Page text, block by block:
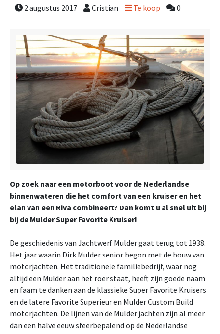
2 augustus 2017 Cristian Te koop 0
Op zoek naar een motorboot voor de Nederlandse
binnenwateren die het comfort van een kruiser en het
elan van een Riva combineert? Dan komt u al snel uit bij
bij de Mulder Super Favorite Kruiser!
De geschiedenis van Jachtwerf Mulder gaat terug tot 1938.
Het jaar waarin Dirk Mulder senior begon met de bouw van
motorjachten. Het traditionele familiebedrijf, waar nog
altijd een Mulder aan het roer staat, heeft zijn goede naam
en faam te danken aan de klassieke Super Favorite Kruisers
en de latere Favorite Superieur en Mulder Custom Build
motorjachten. De lijnen van de Mulder jachten zijn al meer
dan een halve eeuw sfeerbepalend op de Nederlandse